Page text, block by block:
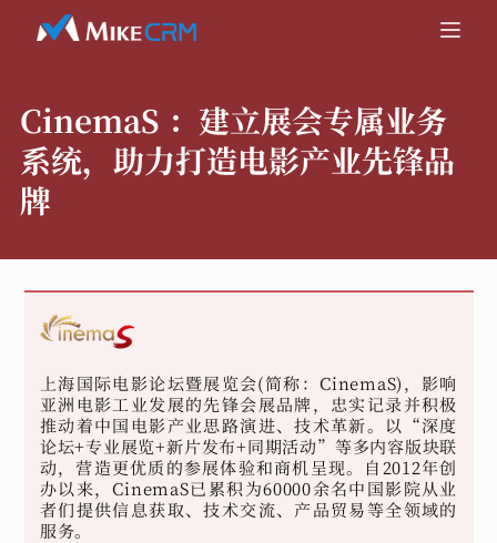
CinemaS ： 建立展会专属业务
系统，助力打造电影产业先锋品
牌
上海国际电影论坛暨展览会(简称：CinemaS)，影响
亚洲电影工业发展的先锋会展品牌，忠实记录并积极
推动着中国电影产业思路演进、技术革新。以“深度
论坛+专业展览+新片发布+同期活动”等多内容版块联
动，营造更优质的参展体验和商机呈现。自2012年创
办以来，CinemaS已累积为60000余名中国影院从业
者们提供信息获取、技术交流、产品贸易等全领域的
服务。